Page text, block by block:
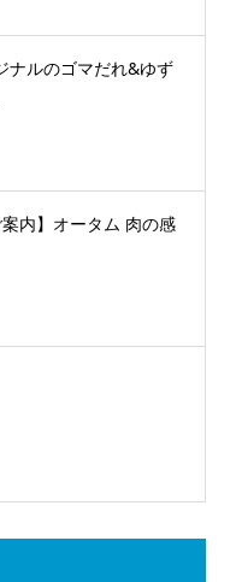
ナルのゴマだれ&ゆず
案内】オータム 肉の感